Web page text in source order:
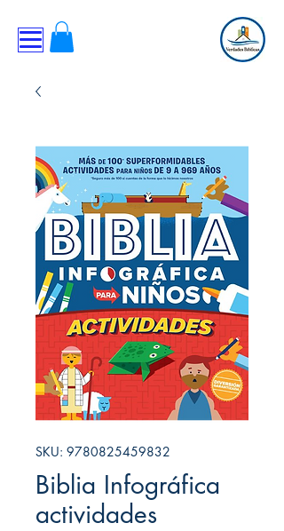
SKU: 9780825459832
Biblia Infográfica
actividades